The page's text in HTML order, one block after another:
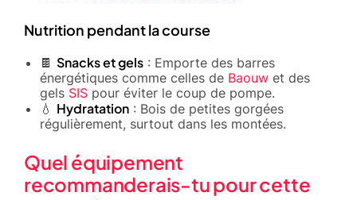
Nutrition pendant la course
🍫 Snacks et gels : Emporte des barres
énergétiques comme celles de Baouw et des
gels SIS pour éviter le coup de pompe.
💧 Hydratation : Bois de petites gorgées
régulièrement, surtout dans les montées.
Quel équipement
recommanderais-tu pour cette